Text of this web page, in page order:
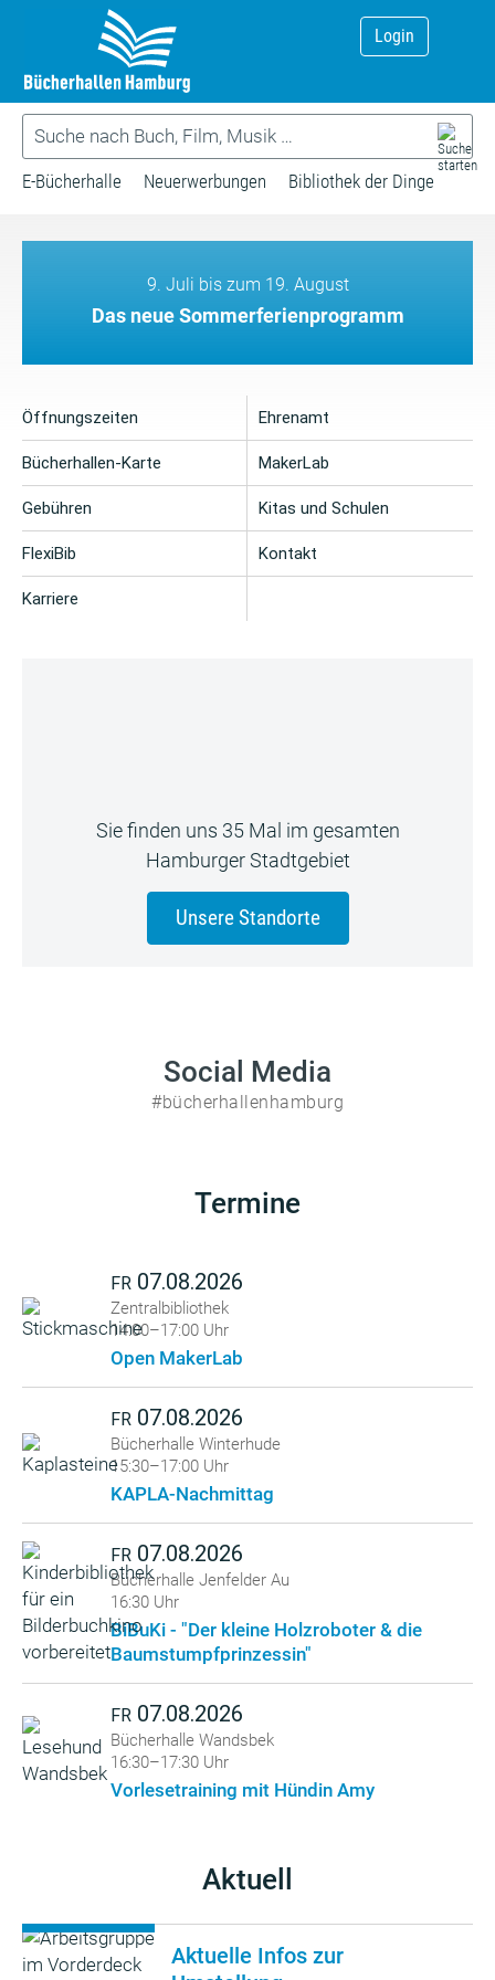
Login
E-Bücherhalle Neuerwerbungen Bibliothek der Dinge
9. Juli bis zum 19. August
Das neue Sommerferienprogramm
Öffnungszeiten
Bücherhallen-Karte
Gebühren
FlexiBib
Karriere
Ehrenamt
MakerLab
Kitas und Schulen
Kontakt
Sie finden uns 35 Mal im gesamten
Hamburger Stadtgebiet
Unsere Standorte
Social Media
#bücherhallenhamburg
Termine
FR 07.08.2026
Zentralbibliothek
14:00–17:00 Uhr
Open MakerLab
FR 07.08.2026
Bücherhalle Winterhude
15:30–17:00 Uhr
KAPLA-Nachmittag
FR 07.08.2026
Bücherhalle Jenfelder Au
16:30 Uhr
BiBuKi - "Der kleine Holzroboter & die
Baumstumpfprinzessin"
FR 07.08.2026
Bücherhalle Wandsbek
16:30–17:30 Uhr
Vorlesetraining mit Hündin Amy
Aktuell
Aktuelle Infos zur